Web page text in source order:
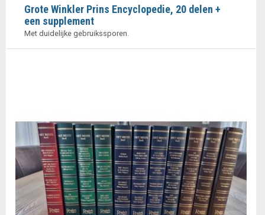
Grote Winkler Prins Encyclopedie, 20 delen +
een supplement
Met duidelijke gebruikssporen.